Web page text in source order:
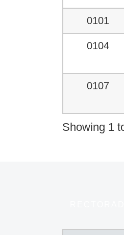
0101
0104
0107
Showing 1